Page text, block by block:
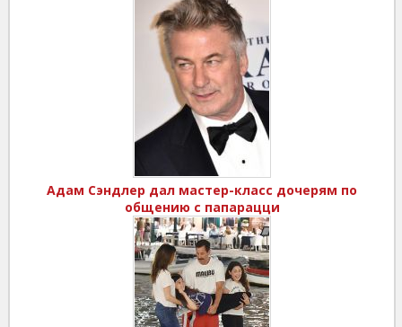
Адам Сэндлер дал мастер-класс дочерям по
общению с папарацци